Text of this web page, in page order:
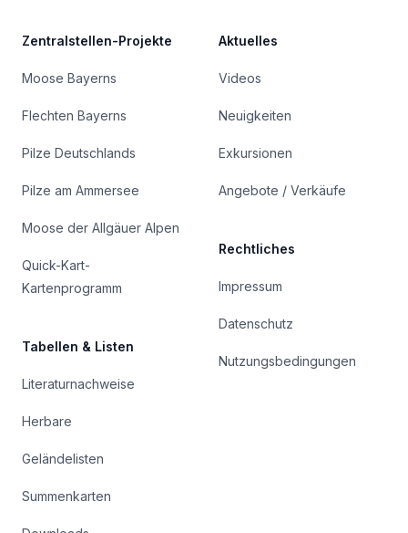
Zentralstellen-Projekte
Moose Bayerns
Flechten Bayerns
Pilze Deutschlands
Pilze am Ammersee
Moose der Allgäuer Alpen
Quick-Kart-
Kartenprogramm
Tabellen & Listen
Literaturnachweise
Herbare
Geländelisten
Summenkarten
Aktuelles
Videos
Neuigkeiten
Exkursionen
Angebote / Verkäufe
Rechtliches
Impressum
Datenschutz
Nutzungsbedingungen